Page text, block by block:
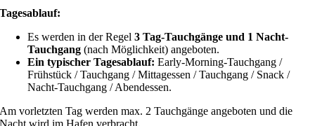
Tagesablauf:
Es werden in der Regel3 Tag-Tauchgänge und 1 Nacht-
Tauchgang (nach Möglichkeit) angeboten.
Ein typischer Tagesablauf: Early-Morning-Tauchgang /
Frühstück / Tauchgang / Mittagessen / Tauchgang / Snack /
Nacht-Tauchgang / Abendessen.
Am vorletzten Tag werden max. 2 Tauchgänge angeboten und die